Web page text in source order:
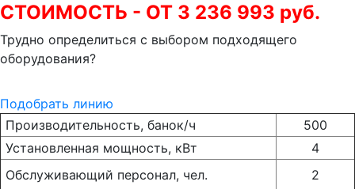
СТОИМОСТЬ - ОТ 3 236 993 руб.
Трудно определиться с выбором подходящего
оборудования?
Подобрать линию
Производительность, банок/ч
500
Установленная мощность, кВт
4
Обслуживающий персонал, чел.
2